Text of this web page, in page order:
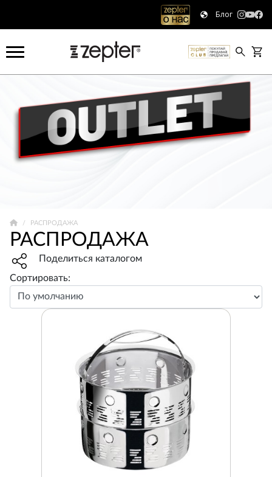
Блог
РАСПРОДАЖА
РАСПРОДАЖА
Share widget, open sharing modal with Enter
Поделиться каталогом
Сортировать: